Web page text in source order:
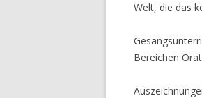
Welt, die das
Bereichen